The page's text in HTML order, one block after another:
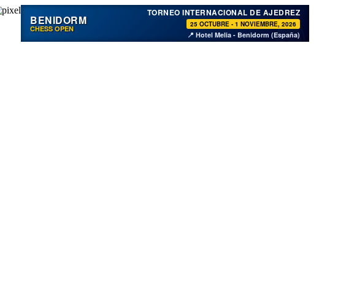
♞
BENIDORM
CHESS OPEN
TORNEO INTERNACIONAL DE AJEDREZ
25 OCTUBRE - 1 NOVIEMBRE, 2026
📍 Hotel Melia - Benidorm (España)